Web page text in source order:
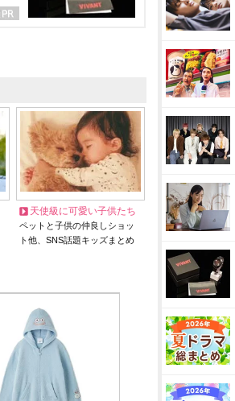
天使級に可愛い子供たち
ペットと子供の仲良しショッ
ト他、SNS話題キッズまとめ